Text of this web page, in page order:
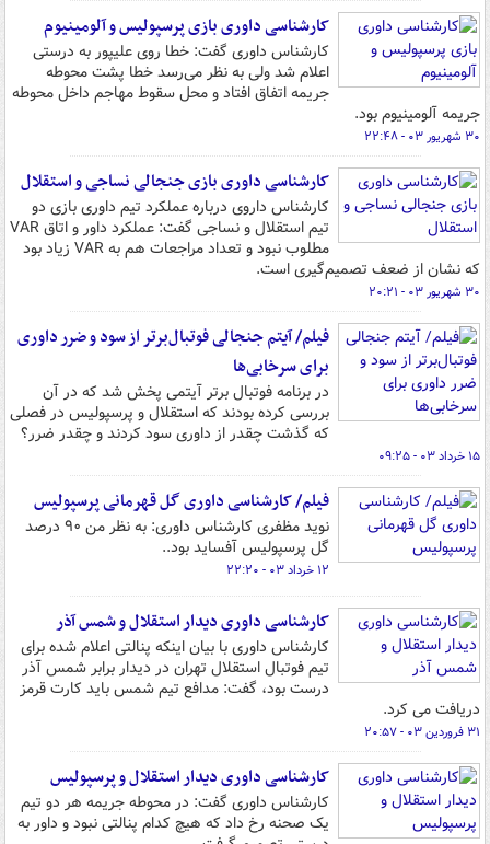
کارشناسی داوری بازی پرسپولیس و آلومینیوم
کارشناس داوری گفت: خطا روی علیپور به‌ درستی
اعلام شد ولی به نظر می‌رسد خطا پشت محوطه
جریمه اتفاق افتاد و محل سقوط مهاجم داخل محوطه
جریمه آلومینیوم بود.
۳۰ شهریور ۰۳ - ۲۲:۴۸
کارشناسی داوری بازی جنجالی نساجی و استقلال
کارشناس داروی درباره عملکرد تیم داوری بازی دو
تیم استقلال و نساجی گفت: عملکرد داور و اتاق VAR
مطلوب نبود و تعداد مراجعات هم به VAR زیاد بود
که نشان از ضعف تصمیم‌گیری است.
۳۰ شهریور ۰۳ - ۲۰:۲۱
فیلم/ آیتم جنجالی فوتبال‌برتر از سود و ضرر داوری
برای سرخابی‌ها
در برنامه فوتبال برتر آیتمی پخش شد که در آن
بررسی کرده بودند که استقلال و پرسپولیس در فصلی
که گذشت چقدر از داوری سود کردند و چقدر ضرر؟
۱۵ خرداد ۰۳ - ۰۹:۲۵
فیلم/ کارشناسی داوری گل قهرمانی پرسپولیس
نوید مظفری کارشناس داوری: به نظر من ۹۰ درصد
گل پرسپولیس آفساید بود..
۱۲ خرداد ۰۳ - ۲۲:۲۰
کارشناسی داوری دیدار استقلال و شمس آذر
کارشناس داوری با بیان اینکه پنالتی اعلام شده برای
تیم فوتبال استقلال تهران در دیدار برابر شمس آذر
درست بود، گفت: مدافع تیم شمس باید کارت قرمز
دریافت می کرد.
۳۱ فروردین ۰۳ - ۲۰:۵۷
کارشناسی داوری دیدار استقلال و پرسپولیس
کارشناس داوری گفت: در محوطه جریمه هر دو تیم
یک صحنه رخ داد که هیچ کدام پنالتی نبود و داور به